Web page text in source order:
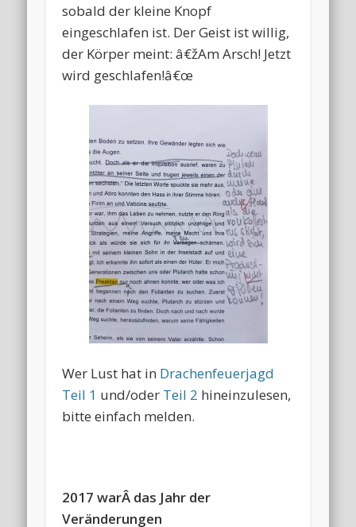
sobald der kleine Knopf
eingeschlafen ist. Der Geist ist willig,
der Körper meint: â€žAm Arsch! Jetzt
wird geschlafen!â€œ
Wer Lust hat in Drachenfeuerjagd
Teil 1 und/oder Teil 2 hineinzulesen,
bitte einfach melden.
2017 warÂ das Jahr der
Veränderungen